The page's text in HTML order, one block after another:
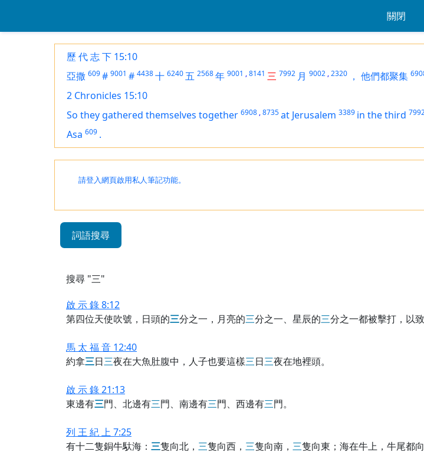
關閉
歷 代 志 下 15:10
亞撒 609# 9001 # 4438十 6240五 2568年 9001 ,8141 三 7992 月 9002 ,2320 ， 他們都聚集
2 Chronicles 15:10
So they gathered themselves together 6908 ,8735at Jerusalem 3389 in the third
Asa 609 .
請登入網頁啟用私人筆記功能。
詞語搜尋
搜尋 "三"
啟 示 錄 8:12
第四位天使吹號，日頭的三分之一，月亮的三分之一、星辰的三分之一都被擊打，以
馬 太 福 音 12:40
約拿三日三夜在大魚肚腹中，人子也要這樣三日三夜在地裡頭。
啟 示 錄 21:13
東邊有三門、北邊有三門、南邊有三門、西邊有三門。
列 王 紀 上 7:25
有十二隻銅牛馱海： 三隻向北， 三隻向西， 三隻向南， 三隻向東；海在牛上，牛尾都向